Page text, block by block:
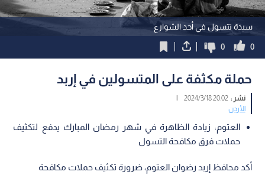
سيدة تتسول في أحد الشوارع
0
0
حملة مكثفة على المتسولين في إربد
نشر :20:02 2024/3/18
|
الأردن
العتوم: زيادة الظاهرة في شهر رمضان المبارك يدفع لتكثيف
حملات فرق مكافحة التسول
أكد محافظ إربد رضوان العتوم، ضرورة تكثيف حملات مكافحة